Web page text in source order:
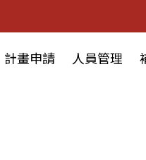
計畫申請 人員管理